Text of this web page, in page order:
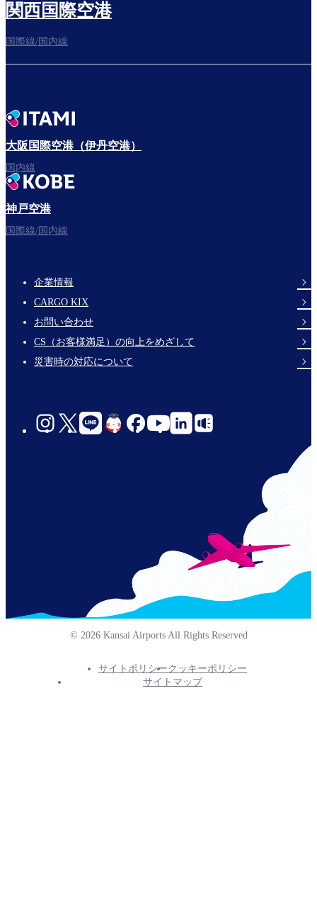
さぁ、出発！
フライトをお楽しみください。
関西国際空港
国際線/国内線
大阪国際空港（伊丹空港）
国内線
神戸空港
国際線/国内線
Footer
Links
企業情報
CARGO KIX
お問い合わせ
CS（お客様満足）の向上をめざして
災害時の対応について
social-
© 2026 Kansai Airports All Rights Reserved
サイトポリシークッキーポリシー
サイトマップ